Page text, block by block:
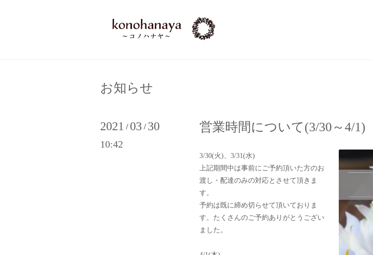
お知らせ
2021 / 03 / 30
10:42
営業時間について(3/30～4/1)
3/30(火)、3/31(水)
上記期間中は事前にご予約頂いた方のお
渡し・配達のみの対応とさせて頂きま
す。
予約は既に締め切らせて頂いておりま
す。たくさんのご予約ありがとうござい
ました。